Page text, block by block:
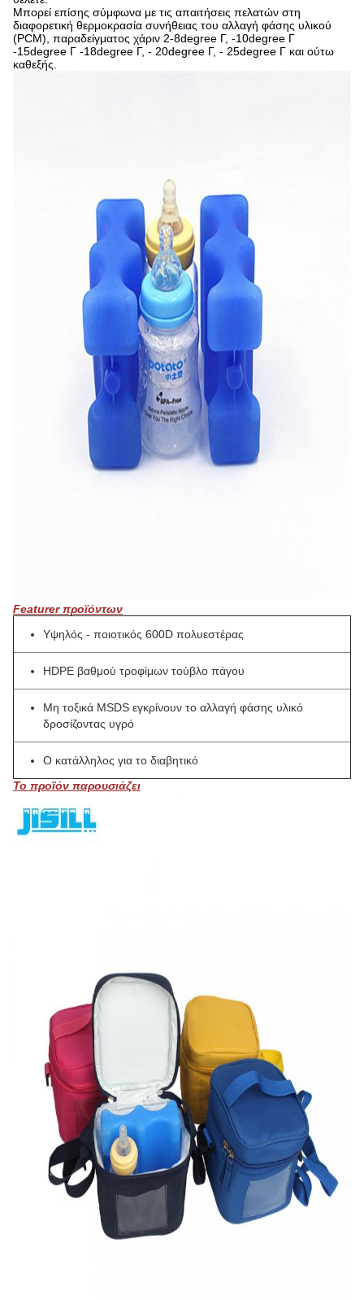
Μπορεί επίσης σύμφωνα με τις απαιτήσεις πελατών στη
διαφορετική θερμοκρασία συνήθειας του αλλαγή φάσης υλικού
(PCM), παραδείγματος χάριν 2-8degree Γ, -10degree Γ
-15degree Γ -18degree Γ, - 20degree Γ, - 25degree Γ και ούτω
καθεξής.
Featurer προϊόντων
Υψηλός - ποιοτικός 600D πολυεστέρας
HDPE βαθμού τροφίμων τούβλο πάγου
Μη τοξικά MSDS εγκρίνουν το αλλαγή φάσης υλικό
δροσίζοντας υγρό
Ο κατάλληλος για το διαβητικό
Το προϊόν παρουσιάζει